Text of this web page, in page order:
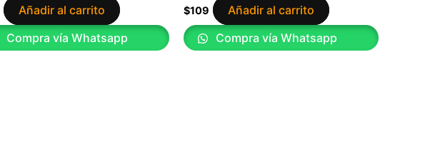
Añadir al carrito
Compra vía Whatsapp
$109
Añadir al carrito
Compra vía Whatsapp